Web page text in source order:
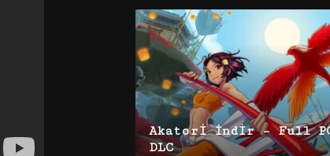
Akatori İndir – Full
DLC